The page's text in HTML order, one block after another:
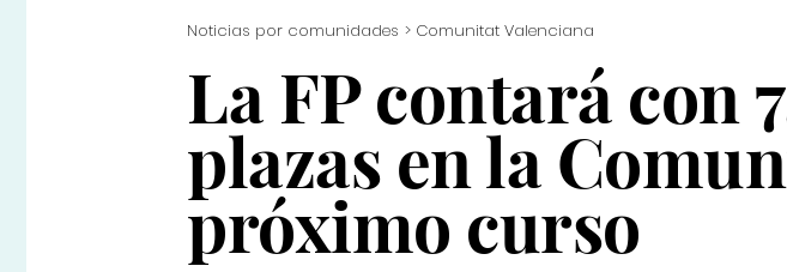
Noticias por comunidades Comunitat Valenciana
La FP contará con
plazas en la
próximo curso